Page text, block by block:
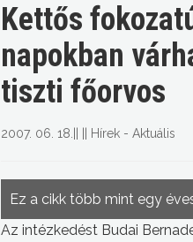
Kettős
napokban
tiszti főorvos
2007. 06. 18. Hírek - Aktuális
Ez a cikk több mint egy
Az intézkedést Budai